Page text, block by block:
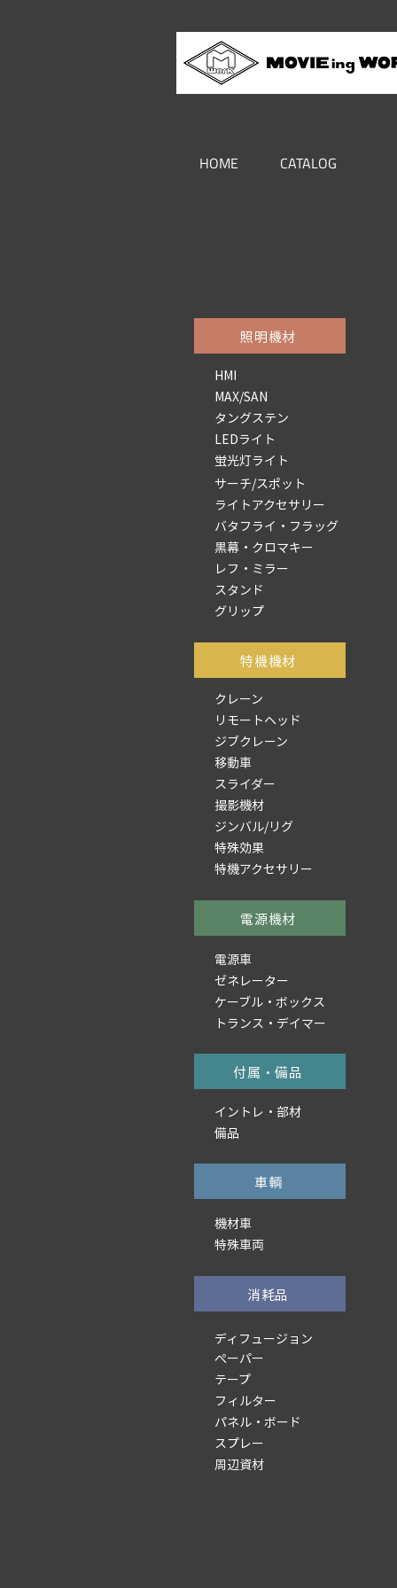
HOME CATALOG
照明機材
HMI
MAX/SAN
タングステン
LEDライト
蛍光灯ライト
サーチ/スポット
ライトアクセサリー
バタフライ・フラッグ
黒幕・クロマキー
レフ・ミラー
スタンド
グリップ
​特機機材
クレーン
リモートヘッド
ジブクレーン
移動車
スライダー
撮影機材
ジンバル/リグ
特殊効果
特機アクセサリー
電源機材
電源車
ゼネレーター
ケーブル・ボックス
トランス・デイマー
付属・備品
イントレ・部材
備品
車輌
機材車
特殊車両
消耗品
ディフュージョン
ぺーパー
テープ
フィルター
パネル・ボード
スプレー
周辺資材